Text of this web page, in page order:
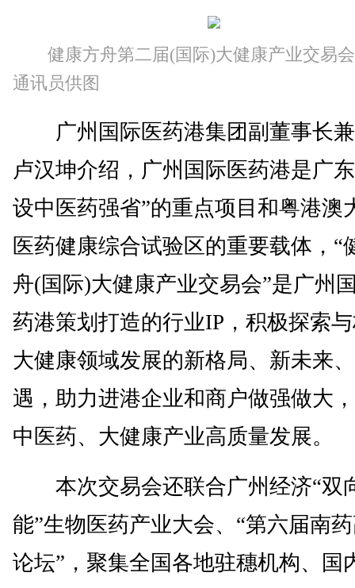
健康方舟第二届(国际)大健康产业交易
通讯员供图
广州国际医药港集团副董事长
卢汉坤介绍，广州国际医药港是广
设中医药强省”的重点项目和粤港澳
医药健康综合试验区的重要载体，“
舟(国际)大健康产业交易会”是广州
药港策划打造的行业IP，积极探索
大健康领域发展的新格局、新未来
遇，助力进港企业和商户做强做大
中医药、大健康产业高质量发展。
本次交易会还联合广州经济“双
能”生物医药产业大会、“第六届南
论坛”，聚集全国各地驻穗机构、国